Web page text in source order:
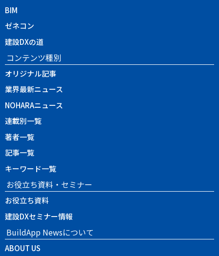
BIM
ゼネコン
建設DXの道
コンテンツ種別
オリジナル記事
業界最新ニュース
NOHARAニュース
連載別一覧
著者一覧
記事一覧
キーワード一覧
お役立ち資料・セミナー
お役立ち資料
建設DXセミナー情報
BuildApp Newsについて
ABOUT US